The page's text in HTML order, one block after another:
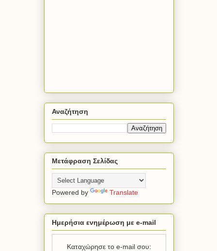
Αναζήτηση
Μετάφραση Σελίδας
Powered by Translate
Ημερήσια ενημέρωση με e-mail
Καταχώρησε το e-mail σου: